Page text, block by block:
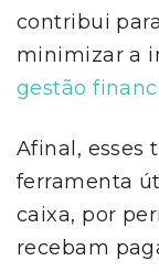
contribui
minimizar a
gestão
Afinal, esses
ferramenta
caixa, por
recebam